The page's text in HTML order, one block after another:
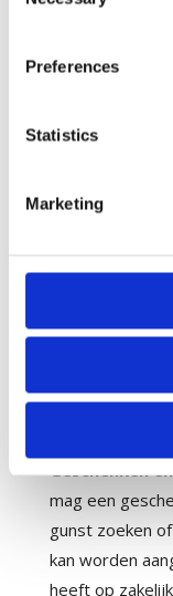
Preferences
Statistics
Marketing
entertainment,
aangeboden als
zakelijke
bovenstaande
aan het
maatregelen
Geschenken
mag een
gunst zoeken
kan worden
heeft op